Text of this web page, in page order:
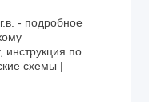
- подробное
по
схемы |